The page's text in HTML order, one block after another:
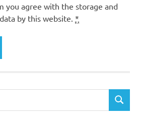
you agree with the storage and
by this website. *
SEARCH